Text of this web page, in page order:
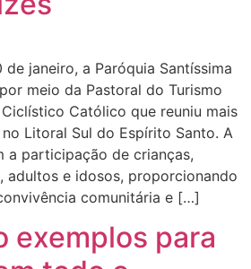
janeiro, a Paróquia Santíssima
meio da Pastoral do Turismo
Católico que reuniu mais
Litoral Sul do Espírito Santo. A
a participação de crianças,
adultos e idosos, proporcionando
comunitária e […]
exemplos para